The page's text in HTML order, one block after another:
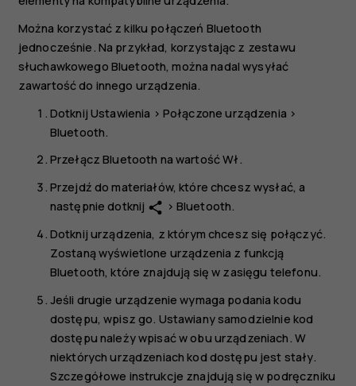
Można korzystać z kilku połączeń Bluetooth
jednocześnie. Na przykład, korzystając z zestawu
słuchawkowego Bluetooth, można nadal wysyłać
zawartość do innego urządzenia.
DotknijUstawienia > Połączone urządzenia >
Bluetooth.
PrzełączBluetooth na wartośćWł.
Przejdź do materiałów, które chcesz wysłać, a
następnie dotknij share > Bluetooth.
Dotknij urządzenia, z którym chcesz się połączyć.
Zostaną wyświetlone urządzenia z funkcją
Bluetooth, które znajdują się w zasięgu telefonu.
Jeśli drugie urządzenie wymaga podania kodu
dostępu, wpisz go. Ustawiany samodzielnie kod
dostępu należy wpisać w obu urządzeniach. W
niektórych urządzeniach kod dostępu jest stały.
Szczegółowe instrukcje znajdują się w podręczniku